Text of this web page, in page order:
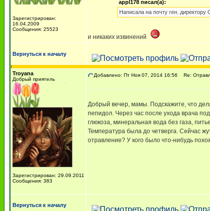
Зарегистрирован:
16.04.2009
Сообщения: 25523
appl178 писал(а):
Написала на почту ген.
и никаких извинений
Вернуться к началу
Troyana
Добрый приятель
Зарегистрирован: 29.09.2011
Сообщения: 383
Добавлено: Пт Ноя 07, 2014 16:56 Re:
Добрый вечер, мамы. Подскажите, что
пепидол. Через час после ухода врача
глюкоза, минеральная вода без газа,
Температура была до четверга. Сейчас
отравление? У кого было что-нибудь
Вернуться к началу